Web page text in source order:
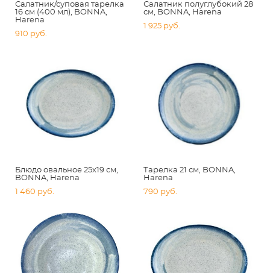
Салатник/суповая тарелка
16 см (400 мл), BONNA,
Harena
910 pуб.
Салатник полуглубокий 28
см, BONNA, Harena
1 925 pуб.
Блюдо овальное 25х19 см,
BONNA, Harena
1 460 pуб.
Тарелка 21 см, BONNA,
Harena
790 pуб.